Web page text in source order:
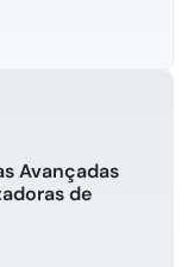
Avançadas
de